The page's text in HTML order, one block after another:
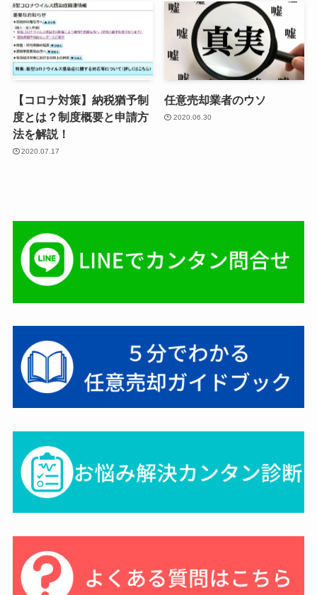
【コロナ対策】納税猶予制
度とは？制度概要と申請方
法を解説！
2020.07.17
任意売却業者のウソ
2020.06.30